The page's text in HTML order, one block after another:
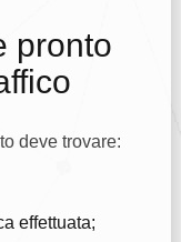
pronto
deve trovare:
effettuata;